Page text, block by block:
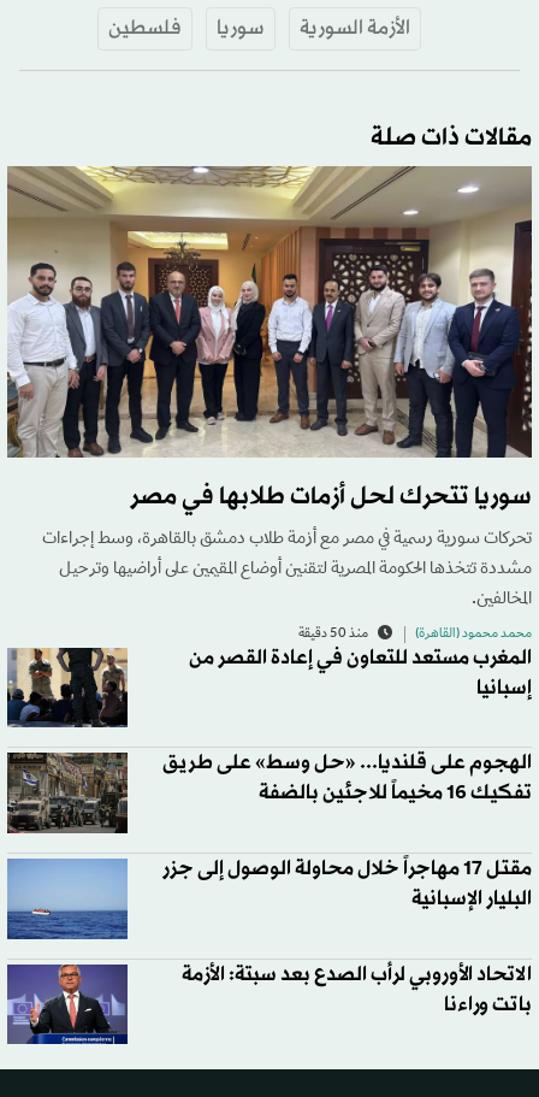
الأزمة السورية
سوريا فلسطين
مقالات ذات صلة
سوريا تتحرك لحل أزمات طلابها في مصر
تحركات سورية رسمية في مصر مع أزمة طلاب دمشق بالقاهرة، وسط إجراءات
مشددة تتخذها الحكومة المصرية لتقنين أوضاع المقيمين على أراضيها وترحيل
المخالفين.
محمد محمود (القاهرة) منذ 50 دقيقة
المغرب مستعد للتعاون في إعادة القصر من
إسبانيا
الهجوم على قلنديا... «حل وسط» على طريق
تفكيك 16 مخيماً للاجئين بالضفة
مقتل 17 مهاجراً خلال محاولة الوصول إلى جزر
البليار الإسبانية
الاتحاد الأوروبي لرأب الصدع بعد سبتة: الأزمة
باتت وراءنا